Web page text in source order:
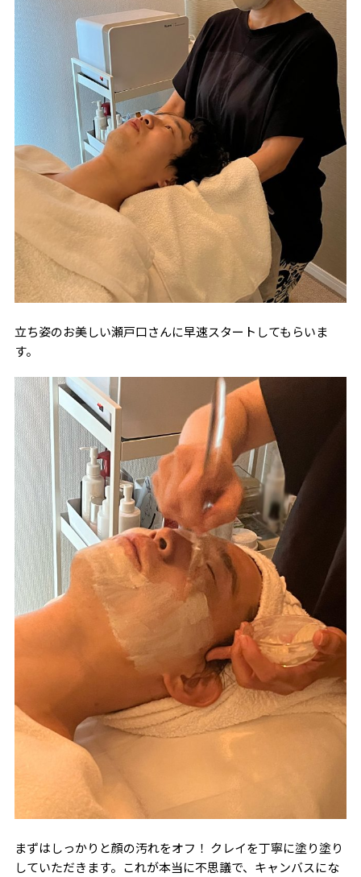
立ち姿のお美しい瀬戸口さんに早速スタートしてもらいま
す。
まずはしっかりと顔の汚れをオフ！ クレイを丁寧に塗り塗り
していただきます。これが本当に不思議で、キャンバスにな